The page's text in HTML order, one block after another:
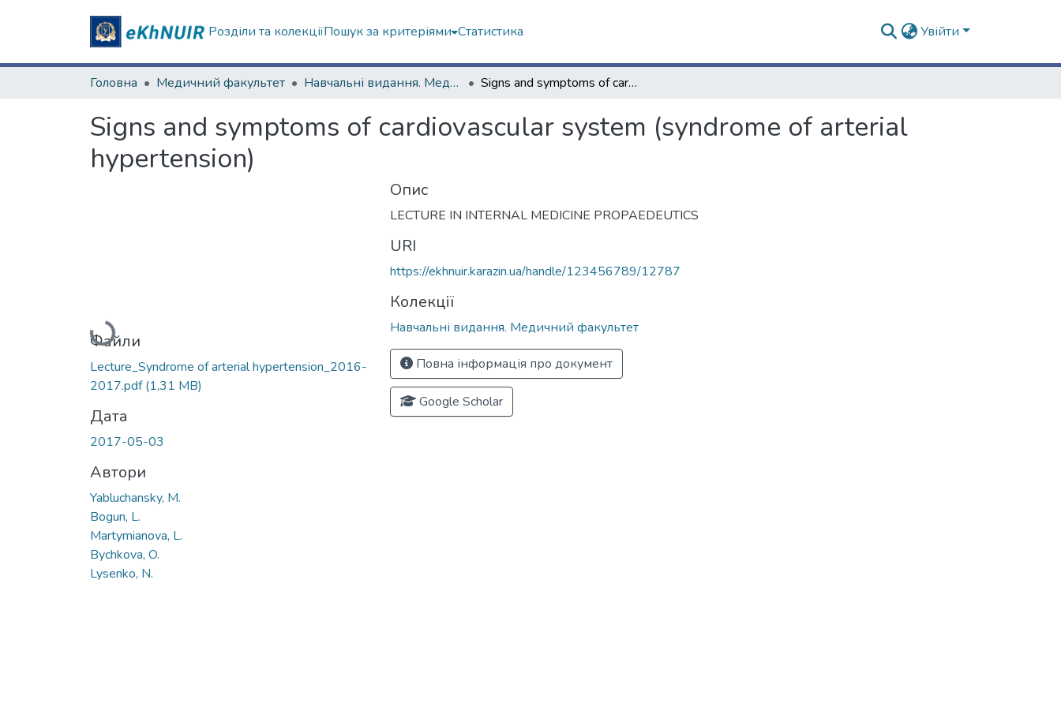
Розділи та колекціїПошук за критеріями Статистика Увійти
Головна Медичний факультет Навчальні видання. Медичний факультет Signs and symptoms of cardiovascular system (syndrome of arterial hypertension)
Signs and symptoms of cardiovascular system (syndrome of arterial
hypertension)
Вантажиться...
Файли
Lecture_Syndrome of arterial hypertension_2016-
2017.pdf(1,31 MB)
Дата
2017-05-03
Автори
Yabluchansky, M.
Bogun, L.
Martymianova, L.
Bychkova, O.
Lysenko, N.
Опис
LECTURE IN INTERNAL MEDICINE PROPAEDEUTICS
URI
https://ekhnuir.karazin.ua/handle/123456789/12787
Колекції
Навчальні видання. Медичний факультет
Повна інформація про документ
Google Scholar